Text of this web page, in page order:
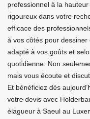
professionnel à la
rigoureux dans votre
efficace des
à vos côtés pour
adapté à vos goûts et
quotidienne. Non
mais vous écoute et
Et bénéficiez dès
votre devis avec
élagueur à Saeul au